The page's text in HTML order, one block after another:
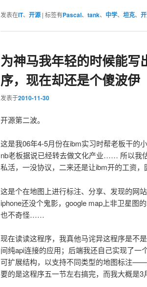
发表在IT、 开源 | 标签有Pascal、 tank、 中学、 坦克、
为神马我年轻的时候能写
序，现在却还是个傻波伊
发表于2010-11-30
开源第二波。
这是我06年4-5月份在ibm实习时帮老板干的
nb老板据说已经转去做文化产业…… 所以我
私活，一没协议，二来还是让ibm开的工资
这是个在地图上进行标注、分享、发现的网
iphone还没个鬼影，google map上非卫星图
也不奇怪……
现在读读这程序，我真他马诧异这程序是
间纯api连接的应用；后端我还自己实现了一
可扩展结构，以支持不同类型的地图标注
要的是这程序五一节左右搞完，而我大概是3